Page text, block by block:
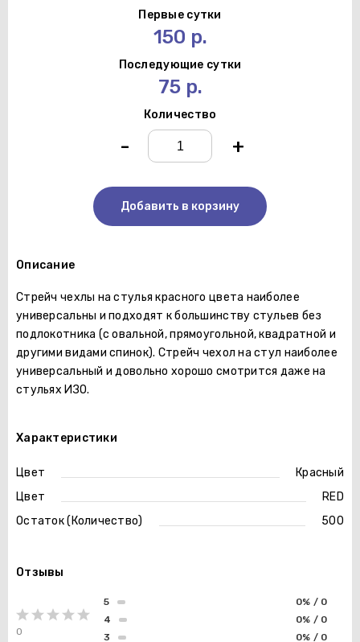
Первые сутки
150 р.
Последующие сутки
75 р.
Количество
- +
Добавить в корзину
Описание
Стрейч чехлы на стулья красного цвета наиболее
универсальны и подходят к большинству стульев без
подлокотника (с овальной, прямоугольной, квадратной и
другими видами спинок). Стрейч чехол на стул наиболее
универсальный и довольно хорошо смотрится даже на
стульях ИЗО.
Характеристики
Цвет
Красный
Цвет
RED
Остаток (Количество)
500
Отзывы
0 3 0% / 0
4 0% / 0
5 0% / 0